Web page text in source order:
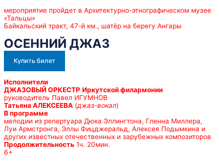
мероприятие пройдет в Архитектурно-этнографическом музее
«Тальцы»
Байкальский тракт, 47-й км., шатёр на берегу Ангары
ОСЕННИЙ ДЖАЗ
Купить билет
Исполнители
ДЖАЗОВЫЙ ОРКЕСТР Иркутской филармонии
руководитель Павел ИГУМНОВ
Татьяна АЛЕКСЕЕВА (джаз-вокал)
В программе
мелодии из репертуара Дюка Эллингтона, Гленна Миллера,
Луи Армстронга, Эллы Фицджеральд, Алексея Подымкина и
других известных отечественных и зарубежных композиторов
Продолжительность 1ч. 20мин.
6+